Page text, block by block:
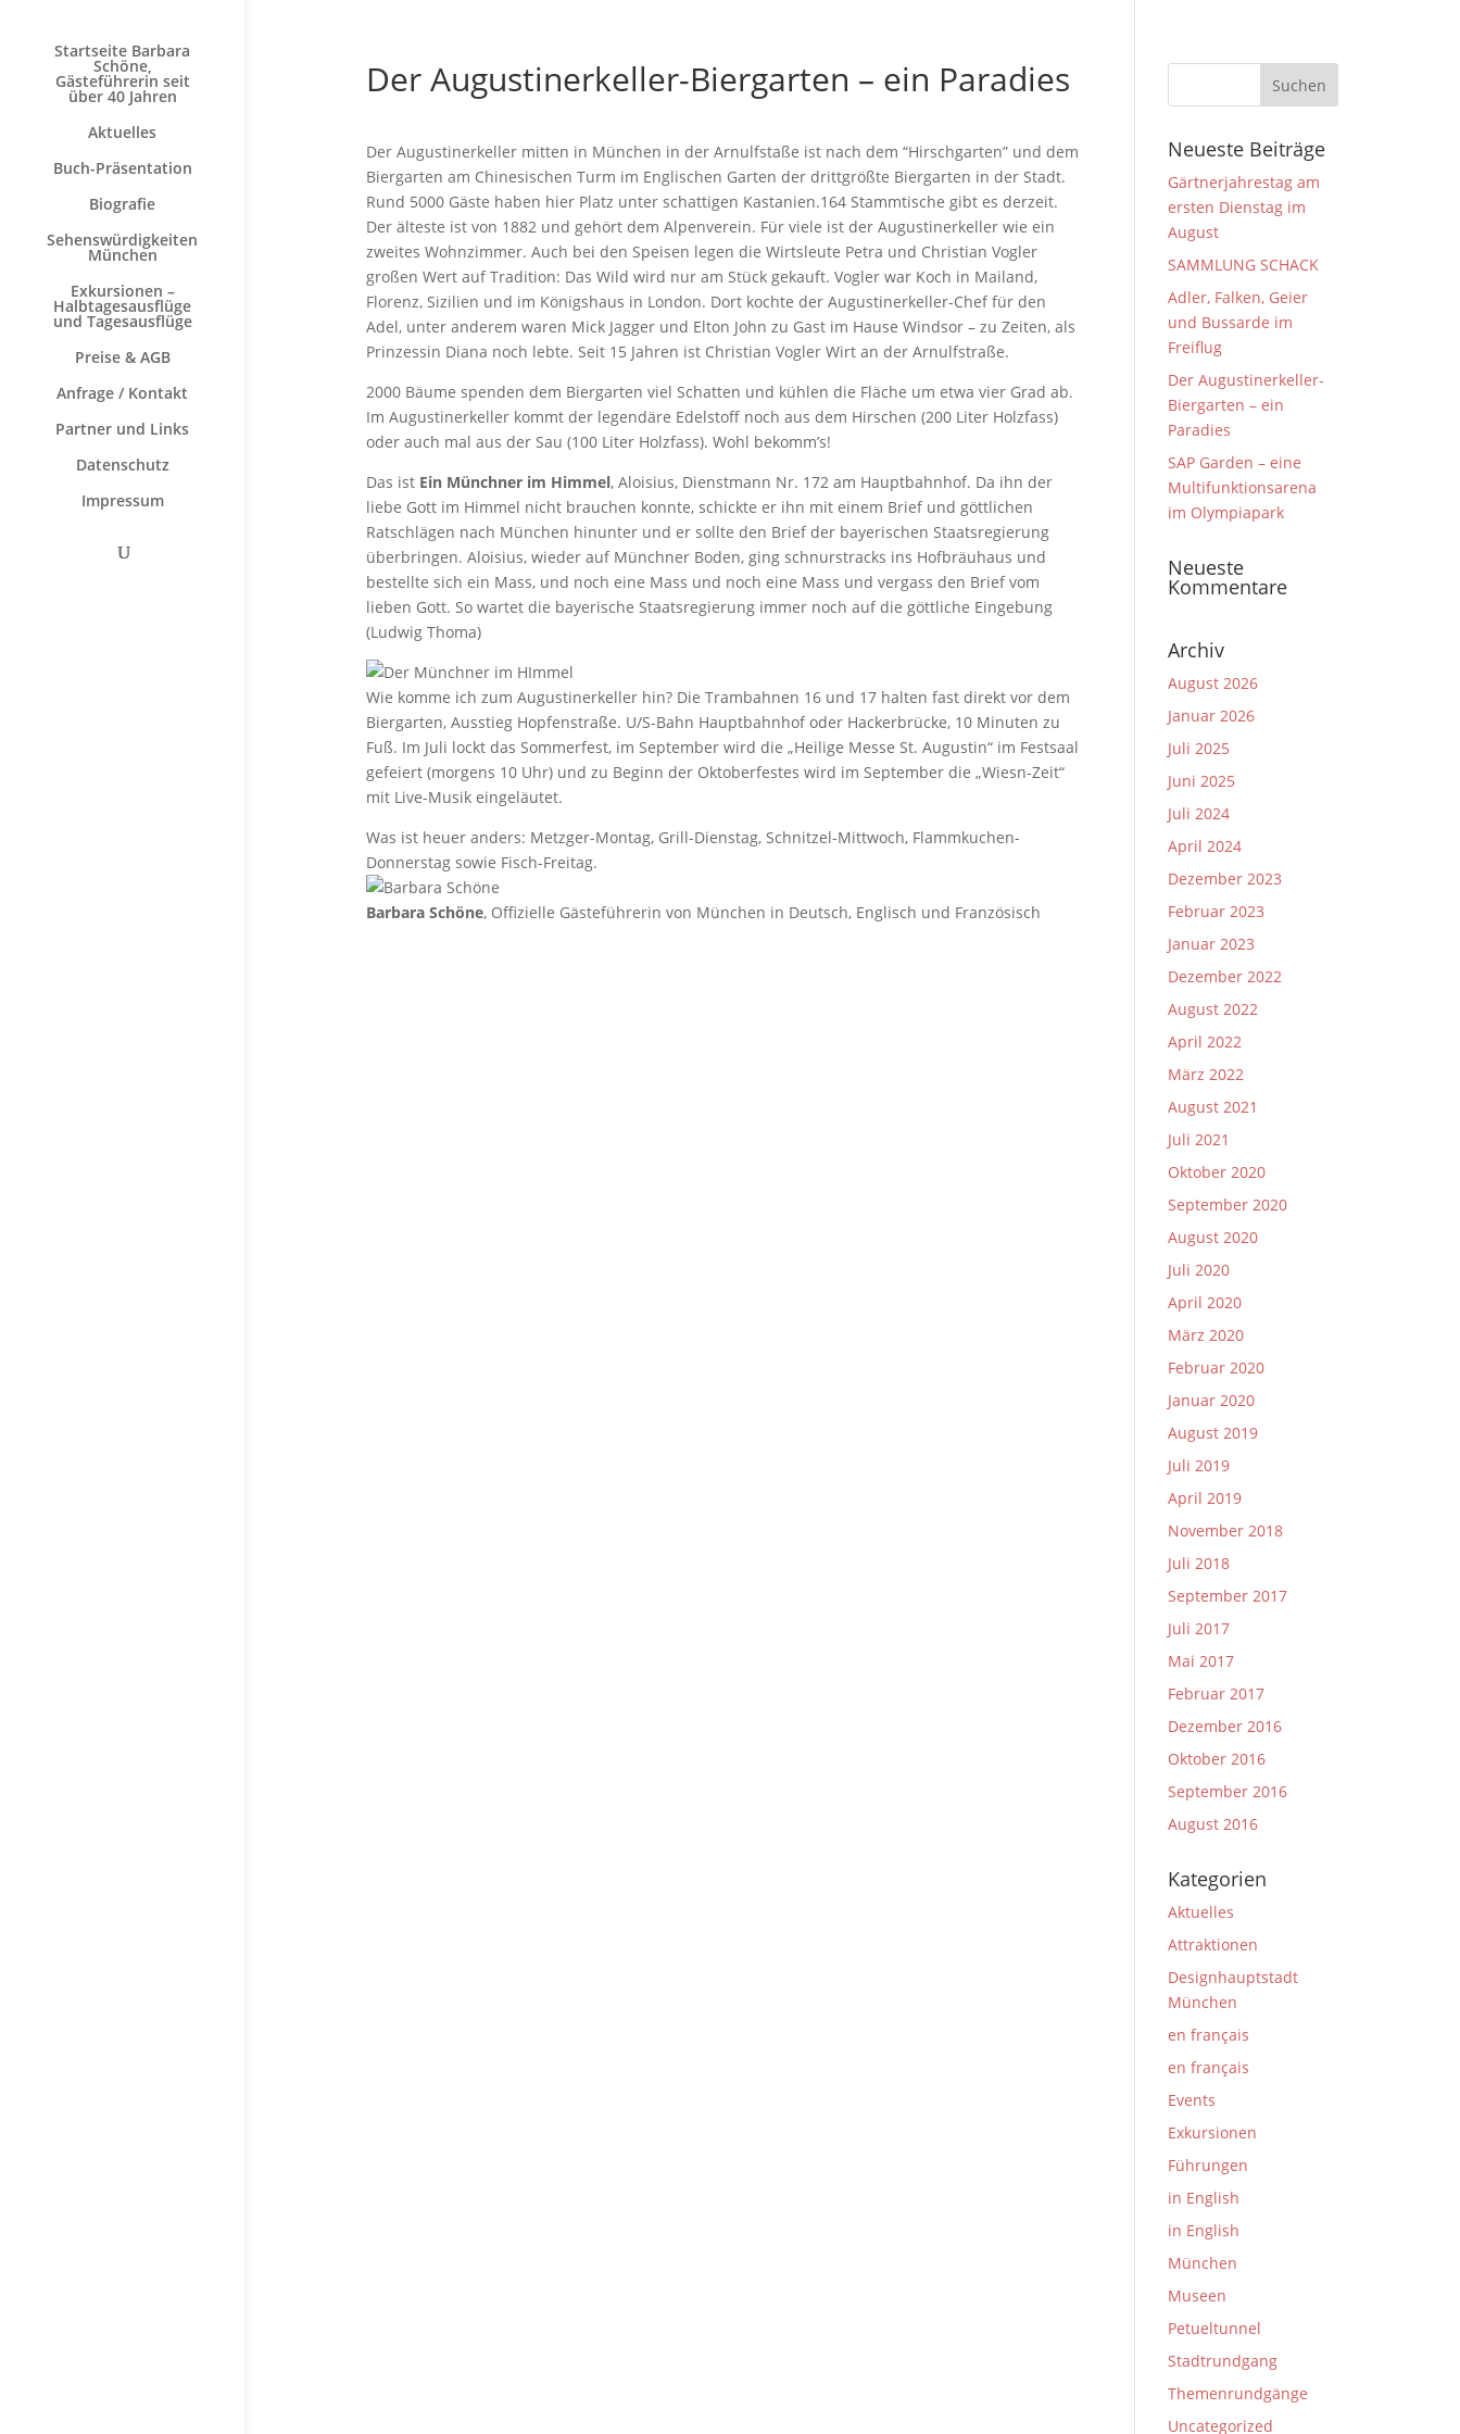
Startseite Barbara
Schöne,
Gästeführerin seit
über 40 Jahren
Aktuelles
Buch-Präsentation
Biografie
Sehenswürdigkeiten
München
Exkursionen –
Halbtagesausflüge
und Tagesausflüge
Preise & AGB
Anfrage / Kontakt
Partner und Links
Datenschutz
Impressum
Der Augustinerkeller-Biergarten – ein Paradies
Der Augustinerkeller mitten in München in der Arnulfstaße ist nach dem “Hirschgarten” und dem
Biergarten am Chinesischen Turm im Englischen Garten der drittgrößte Biergarten in der Stadt.
Rund 5000 Gäste haben hier Platz unter schattigen Kastanien.164 Stammtische gibt es derzeit.
Der älteste ist von 1882 und gehört dem Alpenverein. Für viele ist der Augustinerkeller wie ein
zweites Wohnzimmer. Auch bei den Speisen legen die Wirtsleute Petra und Christian Vogler
großen Wert auf Tradition: Das Wild wird nur am Stück gekauft. Vogler war Koch in Mailand,
Florenz, Sizilien und im Königshaus in London. Dort kochte der Augustinerkeller-Chef für den
Adel, unter anderem waren Mick Jagger und Elton John zu Gast im Hause Windsor – zu Zeiten, als
Prinzessin Diana noch lebte. Seit 15 Jahren ist Christian Vogler Wirt an der Arnulfstraße.
2000 Bäume spenden dem Biergarten viel Schatten und kühlen die Fläche um etwa vier Grad ab.
Im Augustinerkeller kommt der legendäre Edelstoff noch aus dem Hirschen (200 Liter Holzfass)
oder auch mal aus der Sau (100 Liter Holzfass). Wohl bekomm’s!
Das ist Ein Münchner im Himmel, Aloisius, Dienstmann Nr. 172 am Hauptbahnhof. Da ihn der
liebe Gott im Himmel nicht brauchen konnte, schickte er ihn mit einem Brief und göttlichen
Ratschlägen nach München hinunter und er sollte den Brief der bayerischen Staatsregierung
überbringen. Aloisius, wieder auf Münchner Boden, ging schnurstracks ins Hofbräuhaus und
bestellte sich ein Mass, und noch eine Mass und noch eine Mass und vergass den Brief vom
lieben Gott. So wartet die bayerische Staatsregierung immer noch auf die göttliche Eingebung
(Ludwig Thoma)
Wie komme ich zum Augustinerkeller hin? Die Trambahnen 16 und 17 halten fast direkt vor dem
Biergarten, Ausstieg Hopfenstraße. U/S-Bahn Hauptbahnhof oder Hackerbrücke, 10 Minuten zu
Fuß. Im Juli lockt das Sommerfest, im September wird die „Heilige Messe St. Augustin“ im Festsaal
gefeiert (morgens 10 Uhr) und zu Beginn der Oktoberfestes wird im September die „Wiesn-Zeit“
mit Live-Musik eingeläutet.
Was ist heuer anders: Metzger-Montag, Grill-Dienstag, Schnitzel-Mittwoch, Flammkuchen-
Donnerstag sowie Fisch-Freitag.
Barbara Schöne, Offizielle Gästeführerin von München in Deutsch, Englisch und Französisch
Neueste Beiträge
Gärtnerjahrestag am
ersten Dienstag im
August
SAMMLUNG SCHACK
Adler, Falken, Geier
und Bussarde im
Freiflug
Der Augustinerkeller-
Biergarten – ein
Paradies
SAP Garden – eine
Multifunktionsarena
im Olympiapark
Neueste
Kommentare
Archiv
August 2026
Januar 2026
Juli 2025
Juni 2025
Juli 2024
April 2024
Dezember 2023
Februar 2023
Januar 2023
Dezember 2022
August 2022
April 2022
März 2022
August 2021
Juli 2021
Oktober 2020
September 2020
August 2020
Juli 2020
April 2020
März 2020
Februar 2020
Januar 2020
August 2019
Juli 2019
April 2019
November 2018
Juli 2018
September 2017
Juli 2017
Mai 2017
Februar 2017
Dezember 2016
Oktober 2016
September 2016
August 2016
Kategorien
Aktuelles
Attraktionen
Designhauptstadt
München
en français
en français
Events
Exkursionen
Führungen
in English
in English
München
Museen
Petueltunnel
Stadtrundgang
Themenrundgänge
Uncategorized